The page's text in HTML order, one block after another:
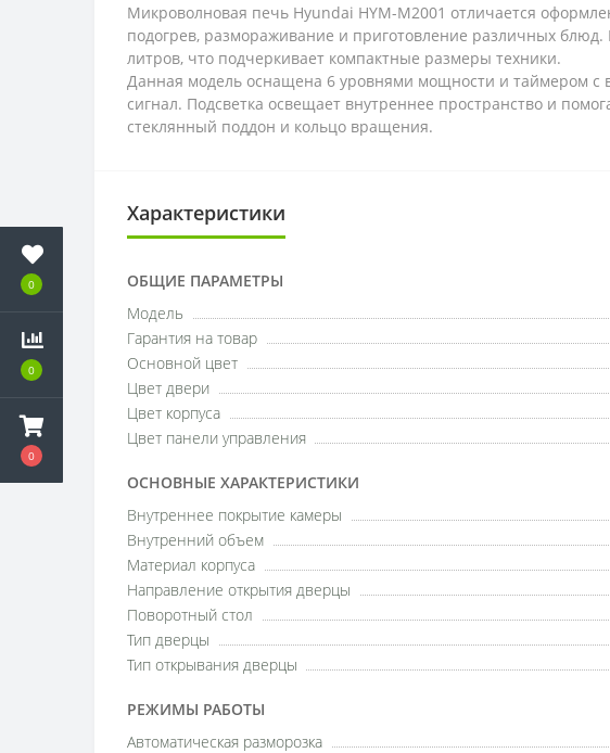
0
0
0
Микроволновая печь Hyundai HYM-M2001 отличается
подогрев, размораживание и приготовление различных
литров, что подчеркивает компактные размеры техники.
Данная модель оснащена 6 уровнями мощности и таймером с
сигнал. Подсветка освещает внутреннее пространство и
стеклянный поддон и кольцо вращения.
Характеристики
ОБЩИЕ ПАРАМЕТРЫ
Модель
Гарантия на товар
Основной цвет
Цвет двери
Цвет корпуса
Цвет панели управления
ОСНОВНЫЕ ХАРАКТЕРИСТИКИ
Внутреннее покрытие камеры
Внутренний объем
Материал корпуса
Направление открытия дверцы
Поворотный стол
Тип дверцы
Тип открывания дверцы
РЕЖИМЫ РАБОТЫ
Автоматическая разморозка